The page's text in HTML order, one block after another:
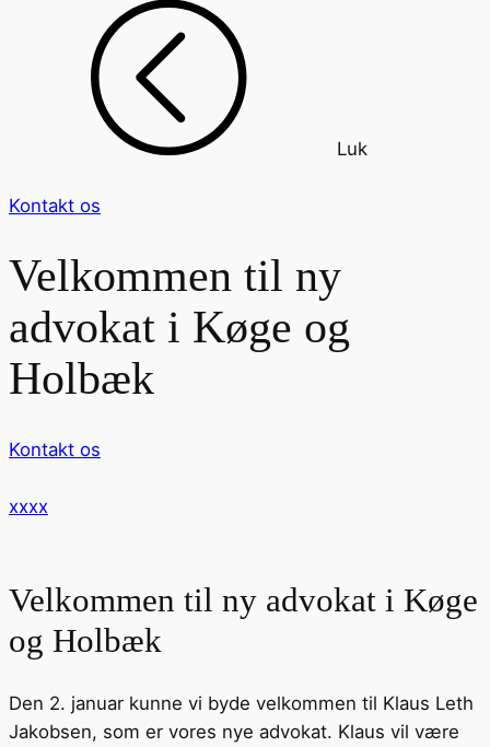
Luk
Kontakt os
Velkommen til ny
advokat i Køge og
Holbæk
Kontakt os
xxxx
Velkommen til ny advokat i Køge
og Holbæk
Den 2. januar kunne vi byde velkommen til Klaus Leth
Jakobsen, som er vores nye advokat. Klaus vil være